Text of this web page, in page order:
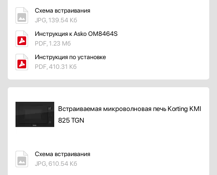
Схема встраивания
JPG, 139.54 Кб
Инструкция к Asko OM8464S
PDF, 1.23 Мб
Инструкция по установке
PDF, 410.31 Кб
Встраиваемая микроволновая печь Korting KMI
825 TGN
Схема встраивания
JPG, 610.54 Кб